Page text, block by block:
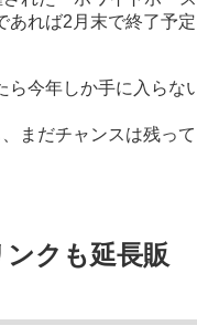
あれば2月末で終了予定
ら今年しか手に入らな
まだチャンスは残って
クも延長販